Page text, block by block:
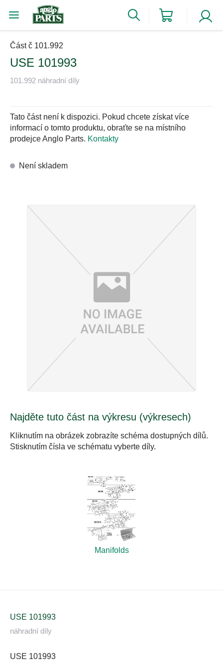
Část č 101.992
USE 101993
101.992 náhradní díly
Tato část není k dispozici. Pokud chcete získat více
informací o tomto produktu, obraťte se na místního
prodejce Anglo Parts. Kontakty
Není skladem
Najděte tuto část na výkresu (výkresech)
Kliknutím na obrázek zobrazíte schéma dostupných dílů.
Stisknutím čísla ve schématu vyberte díly.
Manifolds
USE 101993
náhradní díly
USE 101993